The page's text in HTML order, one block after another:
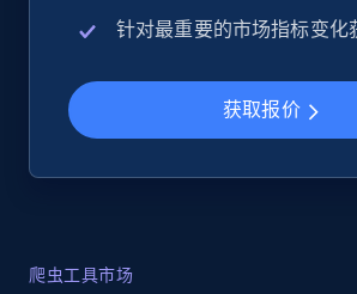
针对最重要的市场指标变化
获取报价
爬虫工具市场